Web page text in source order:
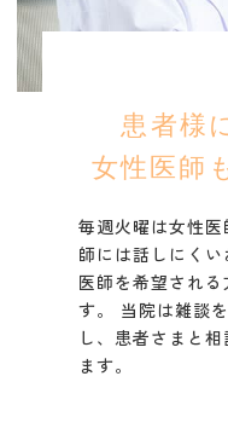
患者様
女性医師
毎週火曜は女性
師には話しにく
医師を希望され
す。 当院は雑談
し、患者さまと
ます。